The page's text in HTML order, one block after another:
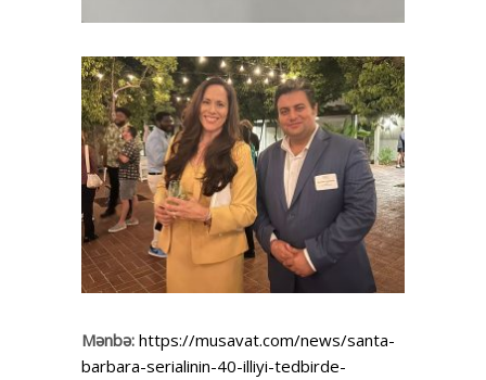
Mənbə: https://musavat.com/news/santa-
barbara-serialinin-40-illiyi-tedbirde-